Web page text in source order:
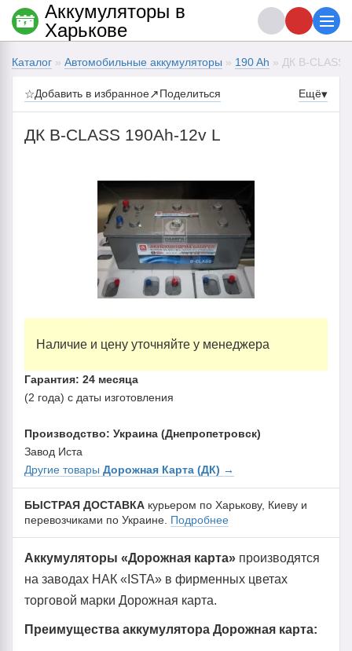
Каталог » Автомобильные аккумуляторы » 190 Ah » ДК B-CLASS
☆Добавить в избранное↗Поделиться Ещё▾
ДК B-CLASS 190Ah-12v L
Наличие и цену уточняйте у менеджера
Гарантия: 24 месяца
(2 года) с даты изготовления
Производство: Украина (Днепропетровск)
Завод Иста
Другие товары Дорожная Карта (ДК) →
БЫСТРАЯ ДОСТАВКА курьером по Харькову, Киеву и
перевозчиками по Украине. Подробнее
Аккумуляторы «Дорожная карта» производятся
на заводах НАК «ISTA» в фирменных цветах
торговой марки Дорожная карта.
Преимущества аккумулятора Дорожная карта:
Аккумуляторы в
Харькове